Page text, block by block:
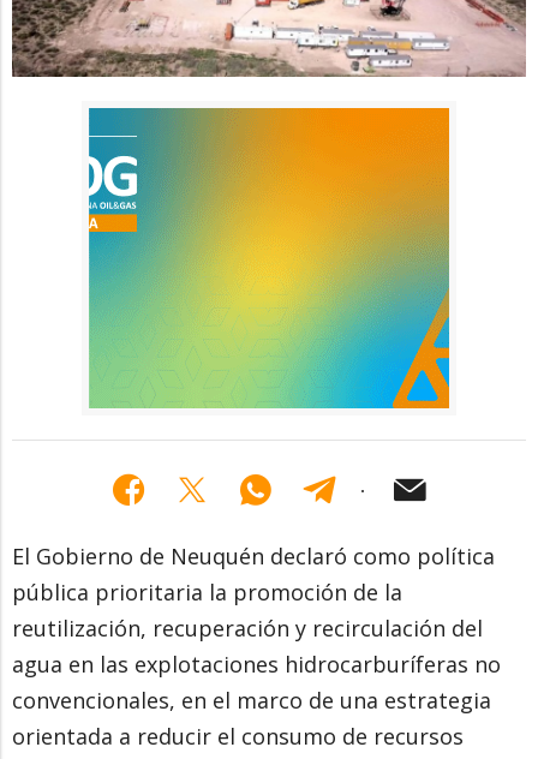
El Gobierno de Neuquén declaró como política
pública prioritaria la promoción de la
reutilización, recuperación y recirculación del
agua en las explotaciones hidrocarburíferas no
convencionales, en el marco de una estrategia
orientada a reducir el consumo de recursos